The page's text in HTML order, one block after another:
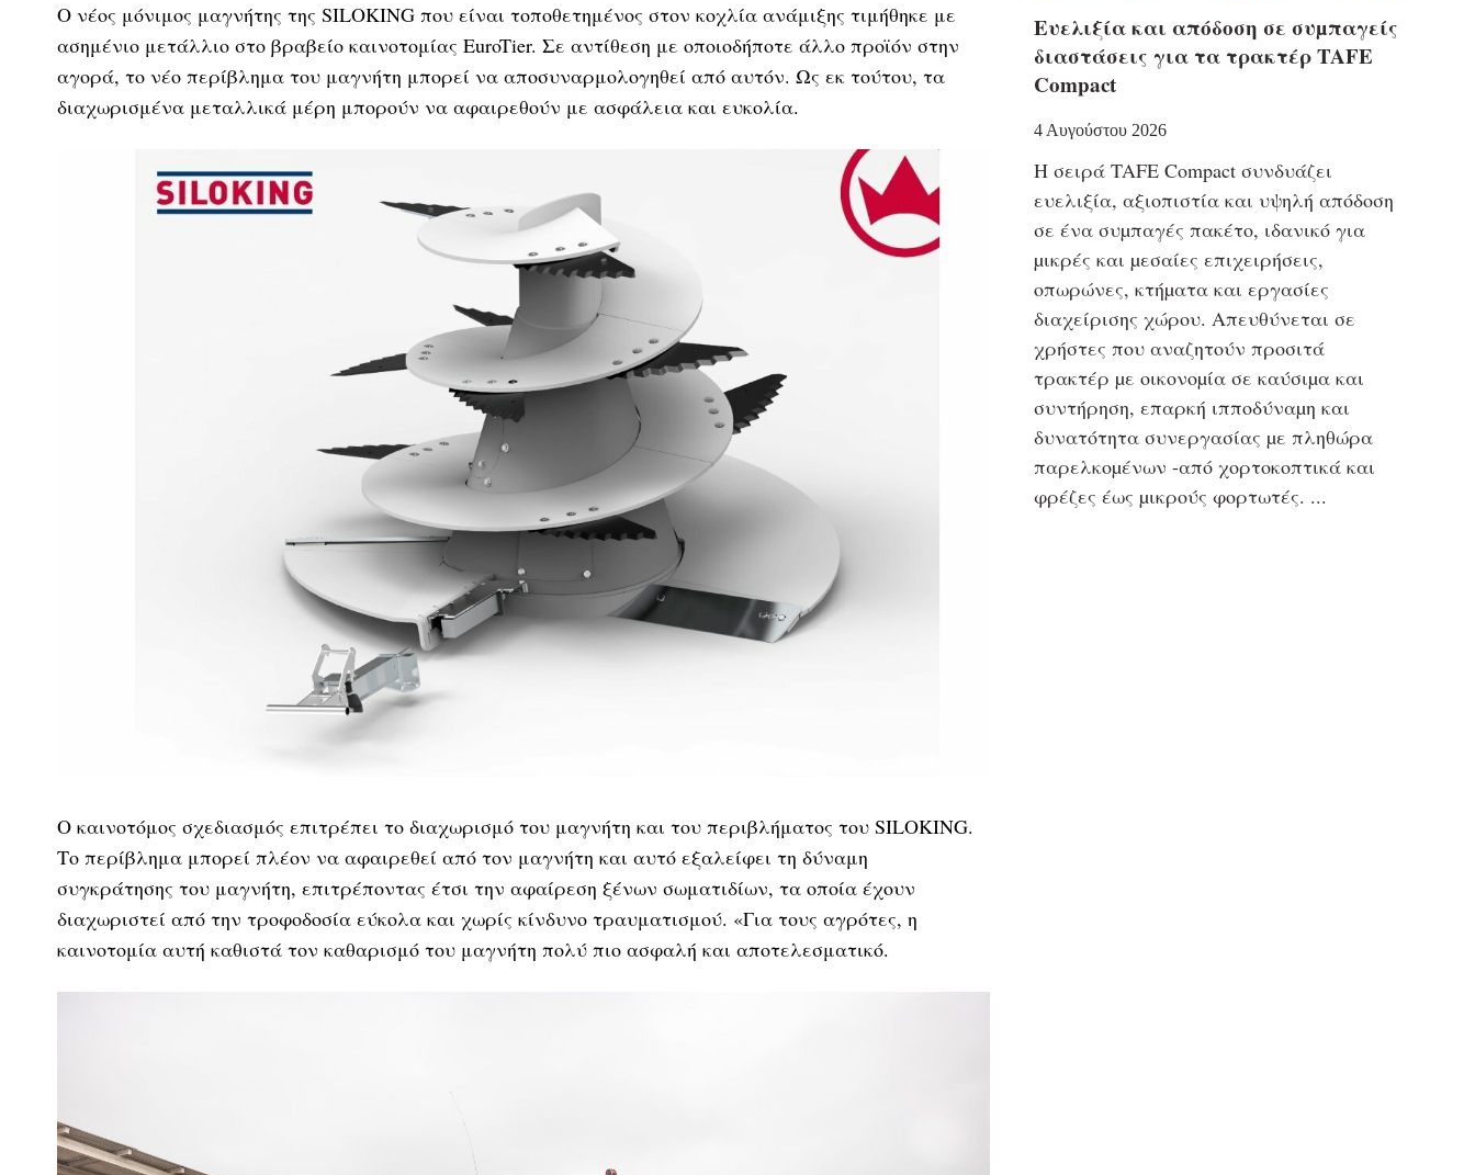
Ο νέος μόνιμος μαγνήτης της SILOKING που είναι τοποθετημένος στον κοχλία ανάμιξης τιμήθηκε με
ασημένιο μετάλλιο στο βραβείο καινοτομίας EuroTier. Σε αντίθεση με οποιοδήποτε άλλο προϊόν στην
αγορά, το νέο περίβλημα του μαγνήτη μπορεί να αποσυναρμολογηθεί από αυτόν. Ως εκ τούτου, τα
διαχωρισμένα μεταλλικά μέρη μπορούν να αφαιρεθούν με ασφάλεια και ευκολία.
Ο καινοτόμος σχεδιασμός επιτρέπει το διαχωρισμό του μαγνήτη και του περιβλήματος του SILOKING.
Το περίβλημα μπορεί πλέον να αφαιρεθεί από τον μαγνήτη και αυτό εξαλείφει τη δύναμη
συγκράτησης του μαγνήτη, επιτρέποντας έτσι την αφαίρεση ξένων σωματιδίων, τα οποία έχουν
διαχωριστεί από την τροφοδοσία εύκολα και χωρίς κίνδυνο τραυματισμού. «Για τους αγρότες, η
καινοτομία αυτή καθιστά τον καθαρισμό του μαγνήτη πολύ πιο ασφαλή και αποτελεσματικό.
Eυελιξία και απόδοση σε συµπαγείς
διαστάσεις για τα τρακτέρ TAFE
Compact
4 Αυγούστου 2026
Η σειρά TAFE Compact συνδυάζει
ευελιξία, αξιοπιστία και υψηλή απόδοση
σε ένα συµπαγές πακέτο, ιδανικό για
µικρές και µεσαίες επιχειρήσεις,
οπωρώνες, κτήµατα και εργασίες
διαχείρισης χώρου. Απευθύνεται σε
χρήστες που αναζητούν προσιτά
τρακτέρ µε οικονοµία σε καύσιµα και
συντήρηση, επαρκή ιπποδύναµη και
δυνατότητα συνεργασίας µε πληθώρα
παρελκοµένων -από χορτοκοπτικά και
φρέζες έως µικρούς φορτωτές.